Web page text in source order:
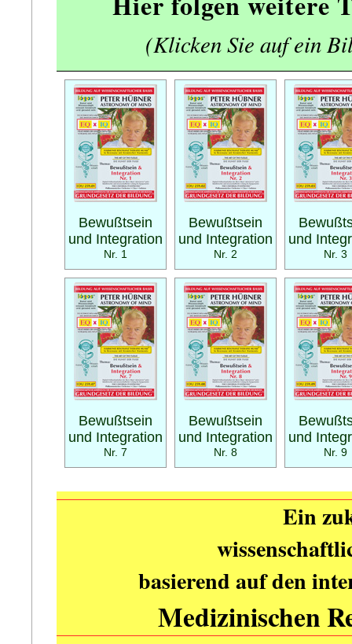
(Klicken Sie auf ein
Bewußtsein
und Integration
Nr. 1
Bewußtsein
und Integration
Nr. 2
und
Nr. 3
Bewußtsein
und Integration
Nr. 7
Bewußtsein
und Integration
Nr. 8
und
Nr. 9
Ein
basierend auf den
Medizinischen